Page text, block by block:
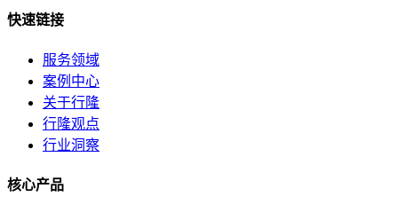
快速链接
服务领域
案例中心
关于行隆
行隆观点
行业洞察
核心产品